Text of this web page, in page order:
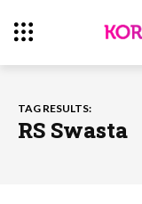
TAG RESULTS:
RS Swasta